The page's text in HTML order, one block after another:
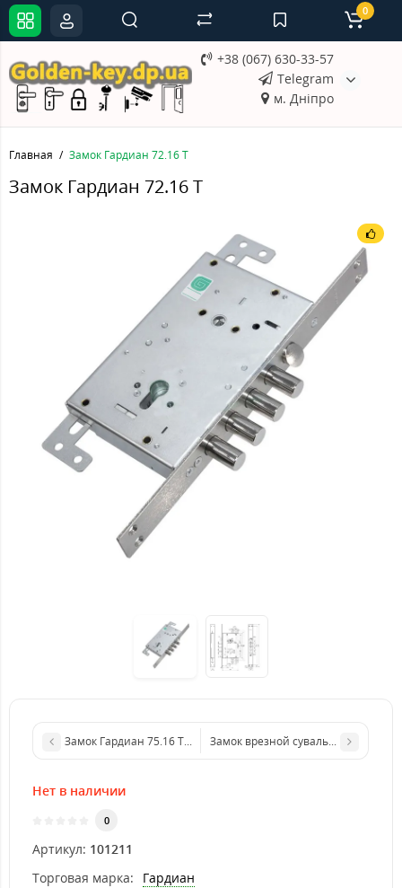
+38 (067) 630-33-57
Telegram
м. Дніпро
0
Главная Замок Гардиан 72.16 T
Замок Гардиан 72.16 T
Замок Гардиан 75.16 T комбинированныйЗамок врезной сувальдный Iseo
Нет в наличии
0
Артикул: 101211
Торговая марка:
Гардиан